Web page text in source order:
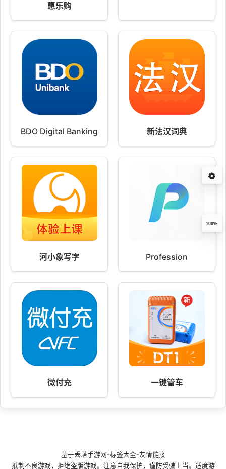
惠乐购
BDO Digital Banking 新法汉词典
河小象写字 Profession
微付充 一键管车
100%
基于丢塔手游网 -标签大全-友情链接
抵制不良游戏，拒绝盗版游戏。注意自我保护，谨防受骗上当。适度游